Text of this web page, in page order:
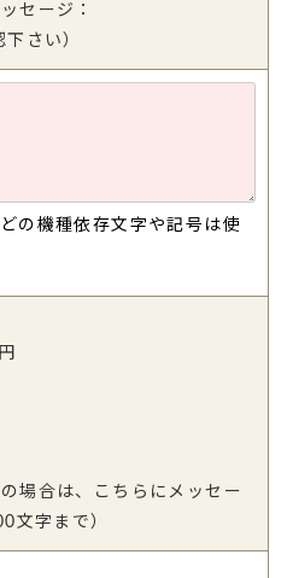
セージ：
さい）
の機種依存文字や記号は使
場合は、こちらにメッセー
文字まで）